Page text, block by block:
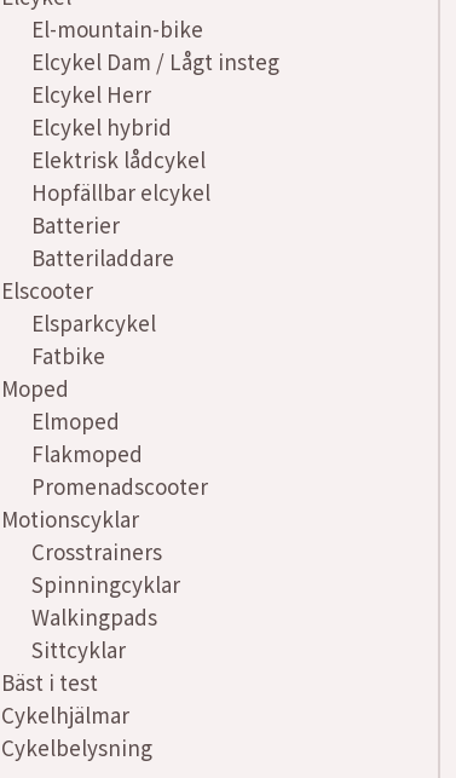
El-mountain-bike
Elcykel Dam / Lågt insteg
Elcykel Herr
Elcykel hybrid
Elektrisk lådcykel
Hopfällbar elcykel
Batterier
Batteriladdare
Elscooter
Elsparkcykel
Fatbike
Moped
Elmoped
Flakmoped
Promenadscooter
Motionscyklar
Crosstrainers
Spinningcyklar
Walkingpads
Sittcyklar
Bäst i test
Cykelhjälmar
Cykelbelysning